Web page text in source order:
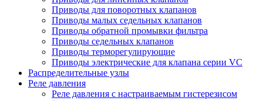
Приводы для поворотных клапанов
Приводы малых седельных клапанов
Приводы обратной промывки фильтра
Приводы седельных клапанов
Приводы терморегулирующие
Приводы электрические для клапана серии VC
Распределительные узлы
Реле давления
Реле давления с настраиваемым гистерезисом